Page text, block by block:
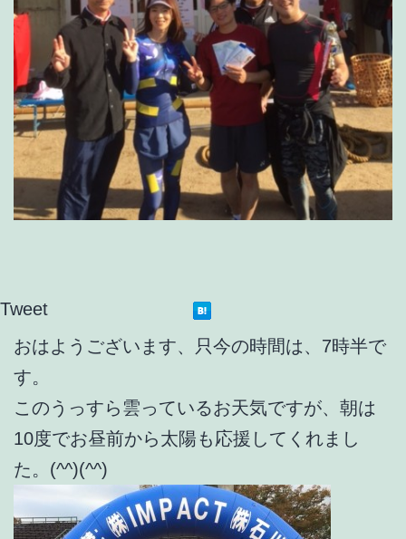
Tweet
おはようございます、只今の時間は、7時半で
す。
このうっすら雲っているお天気ですが、朝は
10度でお昼前から太陽も応援してくれまし
た。(^^)(^^)